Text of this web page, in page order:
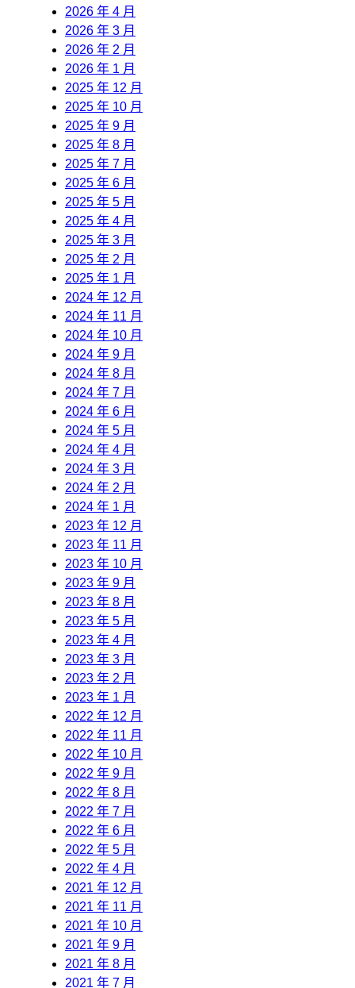
2026 年 4 月
2026 年 3 月
2026 年 2 月
2026 年 1 月
2025 年 12 月
2025 年 10 月
2025 年 9 月
2025 年 8 月
2025 年 7 月
2025 年 6 月
2025 年 5 月
2025 年 4 月
2025 年 3 月
2025 年 2 月
2025 年 1 月
2024 年 12 月
2024 年 11 月
2024 年 10 月
2024 年 9 月
2024 年 8 月
2024 年 7 月
2024 年 6 月
2024 年 5 月
2024 年 4 月
2024 年 3 月
2024 年 2 月
2024 年 1 月
2023 年 12 月
2023 年 11 月
2023 年 10 月
2023 年 9 月
2023 年 8 月
2023 年 5 月
2023 年 4 月
2023 年 3 月
2023 年 2 月
2023 年 1 月
2022 年 12 月
2022 年 11 月
2022 年 10 月
2022 年 9 月
2022 年 8 月
2022 年 7 月
2022 年 6 月
2022 年 5 月
2022 年 4 月
2021 年 12 月
2021 年 11 月
2021 年 10 月
2021 年 9 月
2021 年 8 月
2021 年 7 月